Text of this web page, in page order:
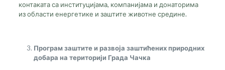
контаката са институцијама, компанијама и донаторима
из области енергетике и заштите животне средине.
Програм заштите и развоја заштићених природних
добара на територији Града Чачка